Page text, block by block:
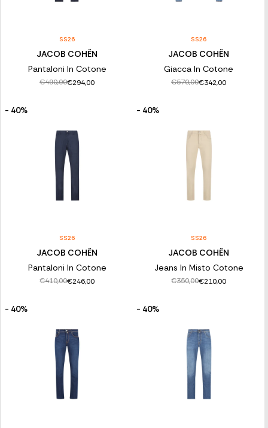
SS26
JACOB COHËN
Pantaloni In Cotone
€490,00€294,00
SS26
JACOB COHËN
Giacca In Cotone
€570,00€342,00
- 40%
SS26
JACOB COHËN
Pantaloni In Cotone
€410,00€246,00
- 40%
SS26
JACOB COHËN
Jeans In Misto Cotone
€350,00€210,00
- 40% - 40%